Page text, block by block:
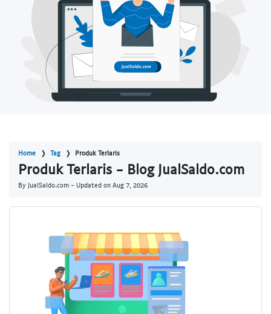
Home Tag Produk Terlaris
Produk Terlaris - Blog JualSaldo.com
By JualSaldo.com - Updated on Aug 7, 2026